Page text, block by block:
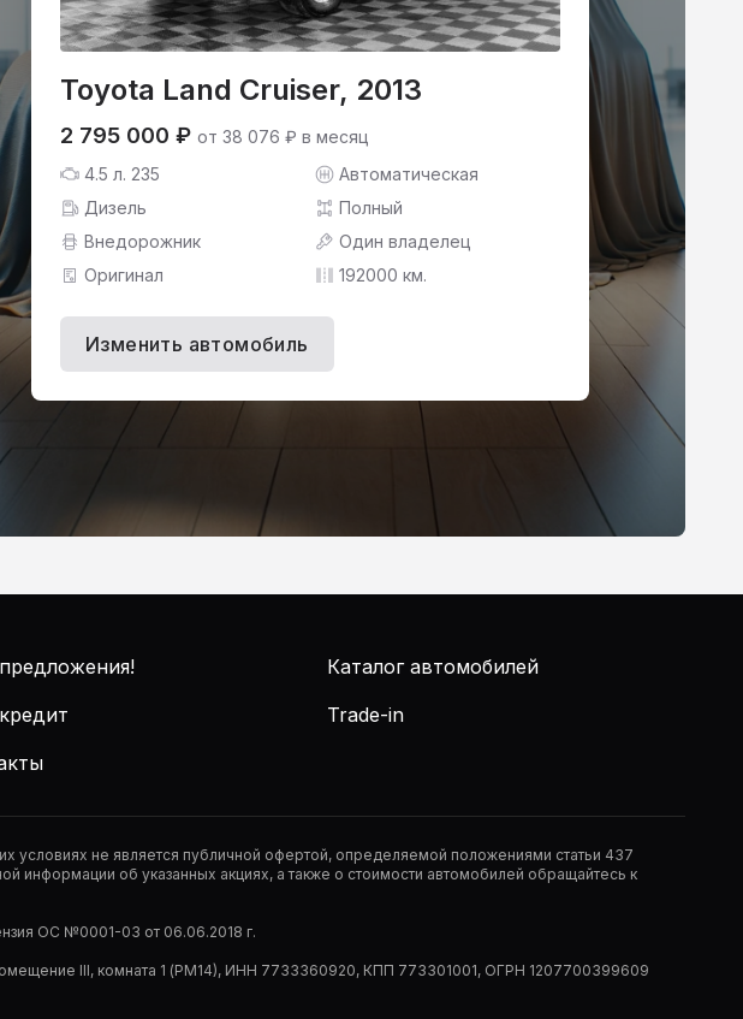
Toyota Land Cruiser, 2013
2 795 000 ₽ от 38 076 ₽ в месяц
4.5 л. 235
Автоматическая
Дизель
Полный
Внедорожник
Один владелец
Оригинал
192000 км.
Изменить автомобиль
Каталог автомобилей
Trade-in
условиях не является публичной офертой, определяемой положениями статьи 437
об указанных акциях, а также о стоимости автомобилей обращайтесь к
ОС №0001-03 от 06.06.2018 г.
III, комната 1 (РМ14), ИНН 7733360920, КПП 773301001, ОГРН 1207700399609